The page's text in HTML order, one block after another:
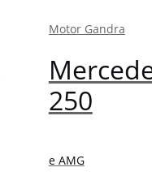
Motor Gandra
250
e AMG